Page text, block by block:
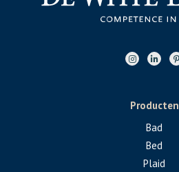
Producten
Bad
Bed
Plaid